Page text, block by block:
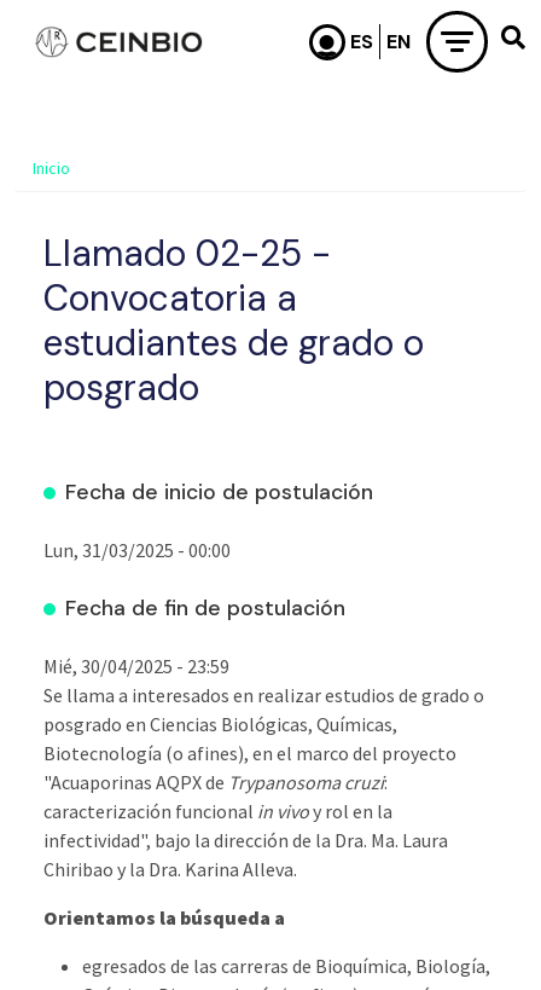
Pasar al contenido principal
Inicio
Llamado 02-25 -
Convocatoria a
estudiantes de grado o
posgrado
Fecha de inicio de postulación
Lun, 31/03/2025 - 00:00
Fecha de fin de postulación
Mié, 30/04/2025 - 23:59
Se llama a interesados en realizar estudios de grado o
posgrado en Ciencias Biológicas, Químicas,
Biotecnología (o afines), en el marco del proyecto
"Acuaporinas AQPX de Trypanosoma cruzi:
caracterización funcional in vivoy rol en la
infectividad", bajo la dirección de la Dra. Ma. Laura
Chiribao y la Dra. Karina Alleva.
Orientamos la búsqueda a
egresados de las carreras de Bioquímica, Biología,